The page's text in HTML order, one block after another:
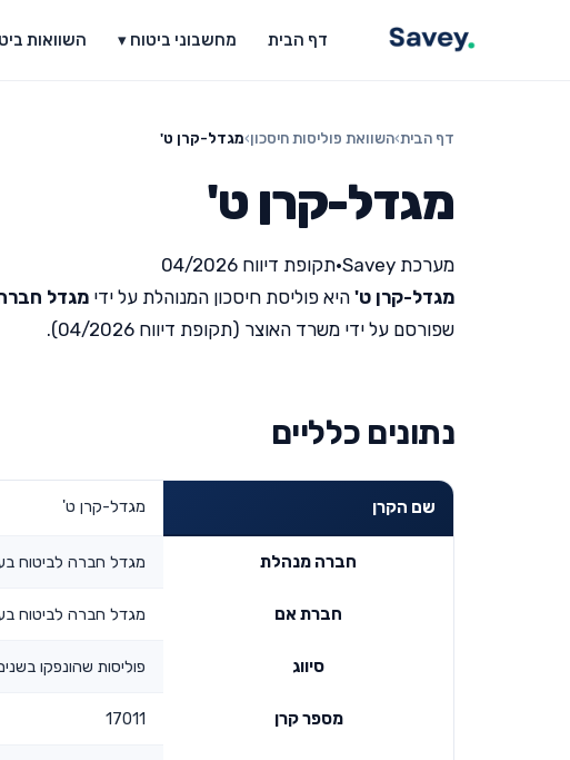
דף הבית מחשבוני ביטוח ▾ השוואות
דף הבית›השוואת פוליסות חיסכון›מגדל-קרן ט'
מגדל-קרן ט'
מערכת Savey •תקופת דיווח 04/2026
מגדל-קרן ט' היא פוליסת חיסכון המנוהלת על ידי מגדל
שפורסם על ידי משרד האוצר (תקופת דיווח 04/2026).
נתונים כלליים
שם הקרן מגדל-קרן ט'
חברה מנהלת מגדל חברה לביטוח
חברת אם מגדל חברה לביטוח
סיווג פוליסות שהונפקו בשנים 1990-
מספר קרן 17011